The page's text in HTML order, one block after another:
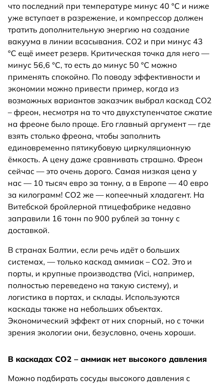
что последний при температуре минус 40 °С и ниже
уже вступает в разрежение, и компрессор должен
тратить дополнительную энергию на создание
вакуума в линии всасывания. СО2 и при минус 43
°С ещё имеет резерв. Критическая точка для него —
минус 56,6 °С, то есть до минус 50 °С можно
применять спокойно. По поводу эффективности и
экономии можно привести пример, когда из
возможных вариантов заказчик выбрал каскад СО2
– фреон, несмотря на то что двухступенчатое сжатие
на фреоне было проще. Его главный аргумент — где
взять столько фреона, чтобы заполнить
единовременно пятикубовую циркуляционную
ёмкость. А цену даже сравнивать страшно. Фреон
сейчас — это очень дорого. Самая низкая цена у
нас — 10 тысяч евро за тонну, а в Европе — 40 евро
за килограмм! СО2 же — копеечный хладагент. На
Витебской бройлерной птицефабрике недавно
заправили 16 тонн по 900 рублей за тонну с
доставкой.
В странах Балтии, если речь идёт о больших
системах, — только каскад аммиак – СО2. Это и
порты, и крупные производства (Vici, например,
полностью переведено на такую систему), и
логистика в портах, и склады. Используются
каскады также на небольших объектах.
Экономический эффект от них спорный, но с точки
зрения экологии они, безусловно, очень хороши.
В каскадах СО2 – аммиак нет высокого давления
Можно подбирать сосуды высокого давления с